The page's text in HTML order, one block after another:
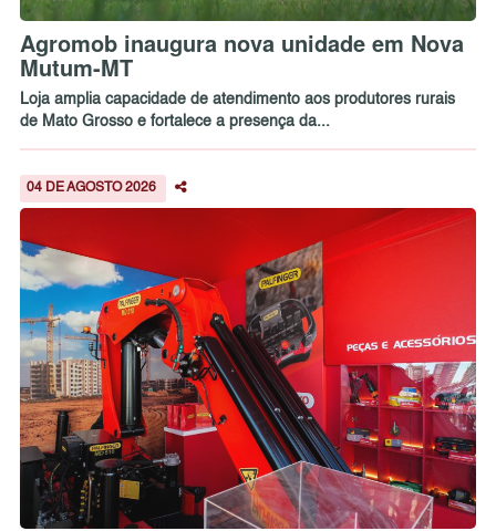
Agromob inaugura nova unidade em Nova
Mutum-MT
Loja amplia capacidade de atendimento aos produtores rurais
de Mato Grosso e fortalece a presença da...
04 DE AGOSTO 2026